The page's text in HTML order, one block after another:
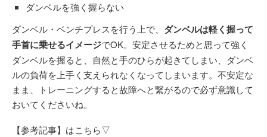
ダンベルを強く握らない
ダンベル・ベンチプレスを行う上で、 ダンベルは軽く握って
手首に乗せるイメージでOK。安定させるためと思って強く
ダンベルを握ると、自然と手のひらが起きてしまい、ダンベ
ルの負荷を上手く支えられなくなってしまいます。不安定な
まま、トレーニングすると故障へと繋がるので必ず意識して
おいてくださいね。
【参考記事】はこちら▽